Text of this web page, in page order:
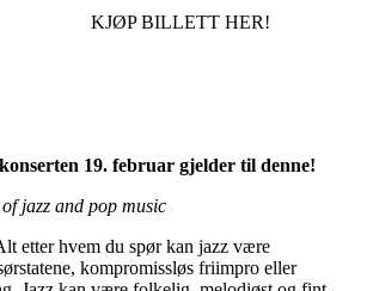
KJØP BILLETT HER!
19. februar gjelder til denne!
jazz and pop music
etter hvem du spør kan jazz være
kompromissløs friimpro eller